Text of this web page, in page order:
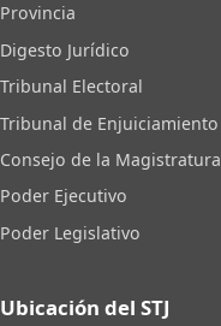
Provincia
Digesto Jurídico
Tribunal Electoral
Tribunal de Enjuiciamiento
Consejo de la Magistratura
Poder Ejecutivo
Poder Legislativo
Ubicación del STJ